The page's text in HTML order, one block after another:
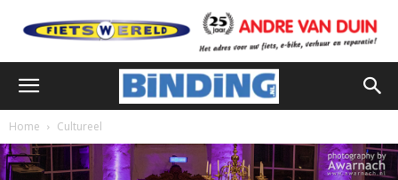
Home Cultureel